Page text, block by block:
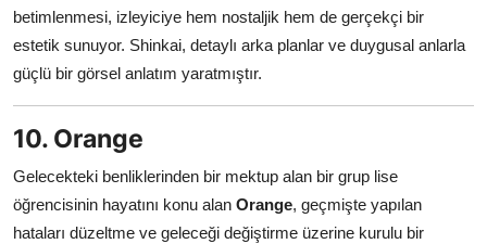
betimlenmesi, izleyiciye hem nostaljik hem de gerçekçi bir
estetik sunuyor. Shinkai, detaylı arka planlar ve duygusal anlarla
güçlü bir görsel anlatım yaratmıştır.
10. Orange
Gelecekteki benliklerinden bir mektup alan bir grup lise
öğrencisinin hayatını konu alan Orange, geçmişte yapılan
hataları düzeltme ve geleceği değiştirme üzerine kurulu bir